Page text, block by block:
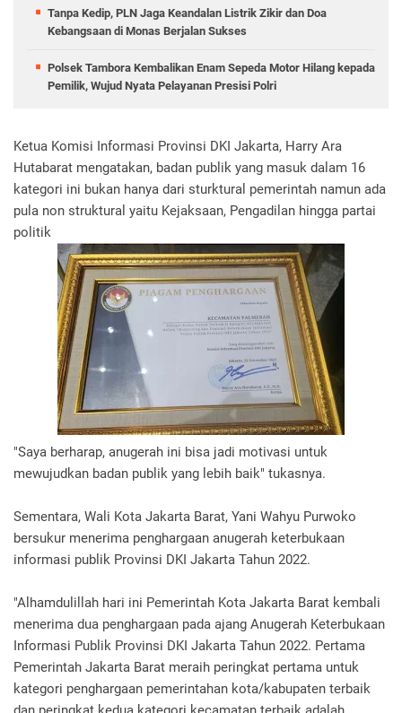
Tanpa Kedip, PLN Jaga Keandalan Listrik Zikir dan Doa
Kebangsaan di Monas Berjalan Sukses
Polsek Tambora Kembalikan Enam Sepeda Motor Hilang kepada
Pemilik, Wujud Nyata Pelayanan Presisi Polri
Ketua Komisi Informasi Provinsi DKI Jakarta, Harry Ara
Hutabarat mengatakan, badan publik yang masuk dalam 16
kategori ini bukan hanya dari sturktural pemerintah namun ada
pula non struktural yaitu Kejaksaan, Pengadilan hingga partai
politik
"Saya berharap, anugerah ini bisa jadi motivasi untuk
mewujudkan badan publik yang lebih baik" tukasnya.
Sementara, Wali Kota Jakarta Barat, Yani Wahyu Purwoko
bersukur menerima penghargaan anugerah keterbukaan
informasi publik Provinsi DKI Jakarta Tahun 2022.
"Alhamdulillah hari ini Pemerintah Kota Jakarta Barat kembali
menerima dua penghargaan pada ajang Anugerah Keterbukaan
Informasi Publik Provinsi DKI Jakarta Tahun 2022. Pertama
Pemerintah Jakarta Barat meraih peringkat pertama untuk
kategori penghargaan pemerintahan kota/kabupaten terbaik